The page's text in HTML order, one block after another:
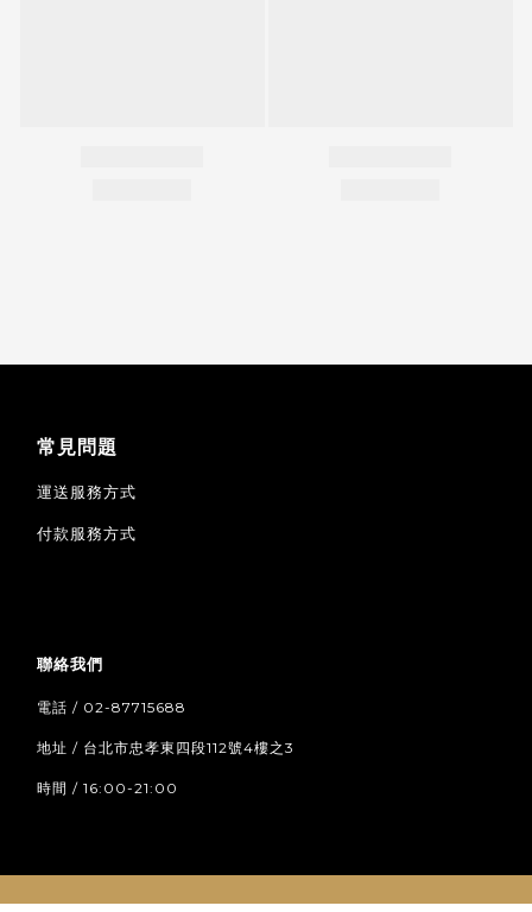
常見問題
運送服務方式
付款服務方式
聯絡我們
電話 / 02-87715688
地址 / 台北市忠孝東四段112號4樓之3
時間 / 16:00-21:00